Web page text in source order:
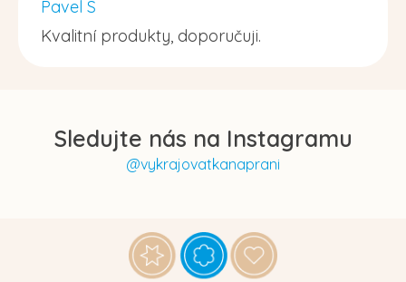
Pavel S
Kvalitní produkty, doporučuji.
Sledujte nás na Instagramu
@vykrajovatkanaprani